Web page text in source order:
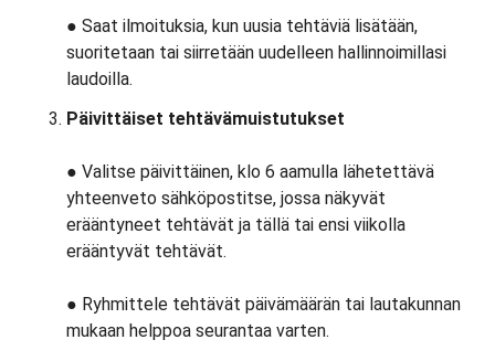
● Saat ilmoituksia, kun uusia tehtäviä lisätään,
suoritetaan tai siirretään uudelleen hallinnoimillasi
laudoilla.
Päivittäiset tehtävämuistutukset
● Valitse päivittäinen, klo 6 aamulla lähetettävä
yhteenveto sähköpostitse, jossa näkyvät
erääntyneet tehtävät ja tällä tai ensi viikolla
erääntyvät tehtävät.
● Ryhmittele tehtävät päivämäärän tai lautakunnan
mukaan helppoa seurantaa varten.